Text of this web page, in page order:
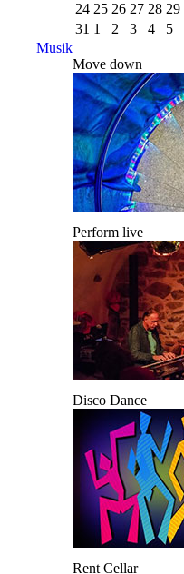
24 25 26 27 28 29
31 1 2 3 4 5
Musik
Move down
Perform live
Disco Dance
Rent Cellar